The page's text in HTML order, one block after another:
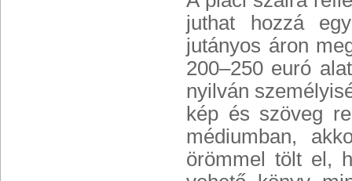
juthat hozzá
jutányos áron
200–250 euró
nyilván
kép és szöveg
médiumban,
örömmel tölt el,